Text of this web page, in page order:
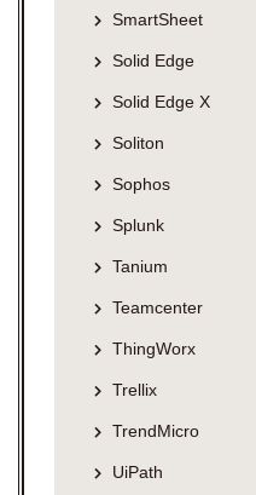
SmartSheet
Solid Edge
Solid Edge X
Soliton
Sophos
Splunk
Tanium
Teamcenter
ThingWorx
Trellix
TrendMicro
UiPath